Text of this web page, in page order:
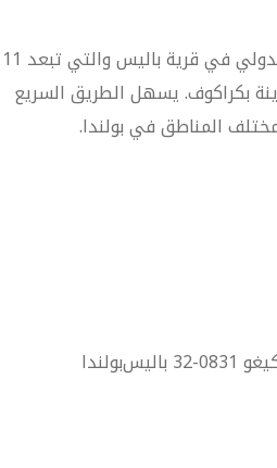
يقع مطار جون بول الثاني الدولي في قرية باليس والتي تبعد 11
بكراكوف. يسهل الطريق السريع
1 32-083 باليس
بولندا